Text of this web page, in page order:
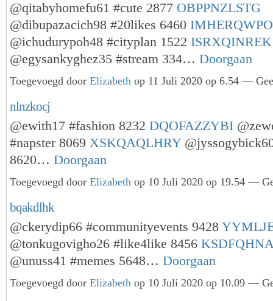
@qitabyhomefu61 #cute 2877 OBPPNZLSTG
@dibupazacich98 #20likes 6460
@ichudurypoh48 #cityplan 1522 ISRXQINREK
@egysankyghez35 #stream 334… Doorgaan
Toegevoegd door Elizabeth op 11 Juli 2020 op 6.54 —
nlnzkocj
@ewith17 #fashion 8232 DQOFAZZYBI
#napster 8069 XSKQAQLHRY
8620… Doorgaan
Toegevoegd door Elizabeth op 10 Juli 2020 op 19.54 —
bqakdlhk
@ckerydip66 #communityevents 9428
@tonkugovigho26 #like4like 8456
@unuss41 #memes 5648… Doorgaan
Toegevoegd door Elizabeth op 10 Juli 2020 op 10.09 —